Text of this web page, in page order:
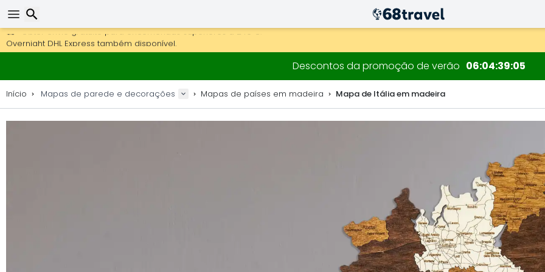
Obter envio gratuito para encomendas superiores a 249 €.
Overnight DHL Express também disponível.
30 dias para devolução, 90 dias para mapas de madeira e decorações.Descontos da promoção de verão 06043904
Início Mapas de parede e decorações Mapas de países em madeira Mapa de Itália em madeira